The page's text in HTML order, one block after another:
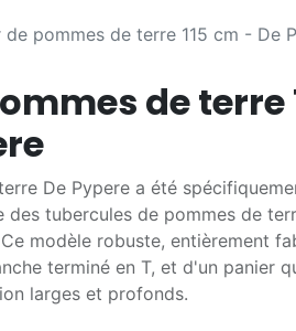
de pommes de terre 115 cm - De
de terre
De Pypere a été
des tubercules de pommes de
modèle robuste, entièrement
terminé en T, et d'un panier
larges et profonds.